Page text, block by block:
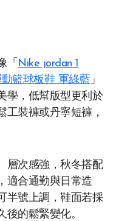
「 Nike jordan 1
籃球板鞋 軍綠藍 」
學，低幫版型更利於
工裝褲或丹寧短褲，
層次感強，秋冬搭配
適合通勤與日常造
半號上調，鞋面若採
的鬆緊變化。